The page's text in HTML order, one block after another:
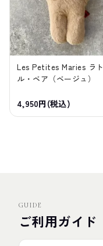
Les Petites Maries ラト
ル・ベア（ベージュ）
4,950円(税込)
GUIDE
ご利用ガイド